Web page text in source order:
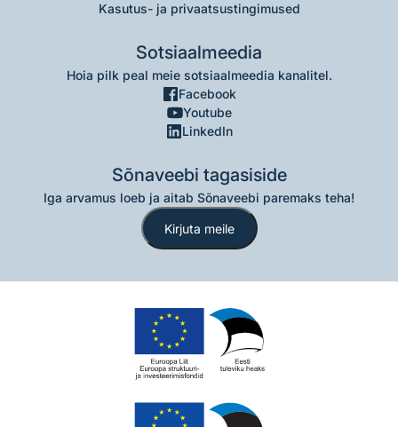
Kasutus- ja privaatsustingimused
Sotsiaalmeedia
Hoia pilk peal meie sotsiaalmeedia kanalitel.
Facebook
Youtube
LinkedIn
Sõnaveebi tagasiside
Iga arvamus loeb ja aitab Sõnaveebi paremaks teha!
Kirjuta meile